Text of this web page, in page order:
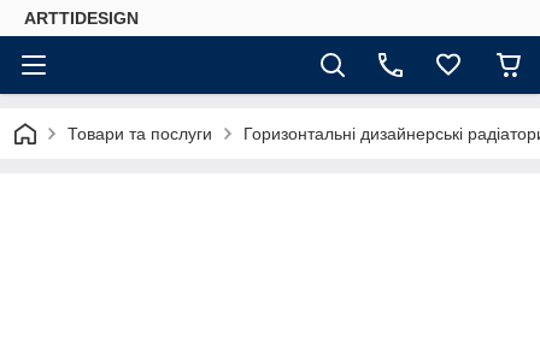
ARTTIDESIGN
Товари та послуги Горизонтальні дизайнерські